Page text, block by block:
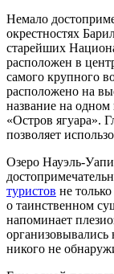
Немало
окрестностях
старейших
расположен в
самого крупного
расположено на
название на одном
«Остров ягуара».
позволяет
Озеро Науэль-
туристов не
о таинственном
напоминает
никого не